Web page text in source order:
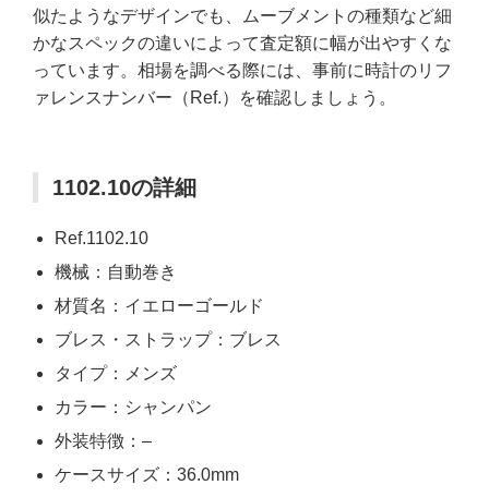
似たようなデザインでも、ムーブメントの種類など細
かなスペックの違いによって査定額に幅が出やすくな
っています。相場を調べる際には、事前に時計のリフ
ァレンスナンバー（Ref.）を確認しましょう。
1102.10の詳細
Ref.1102.10
機械：自動巻き
材質名：イエローゴールド
ブレス・ストラップ：ブレス
タイプ：メンズ
カラー：シャンパン
外装特徴：–
ケースサイズ：36.0mm